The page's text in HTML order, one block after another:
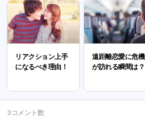
リアクション上手
になるべき理由！
遠距離恋愛に危機
が訪れる瞬間は？
3コメント数